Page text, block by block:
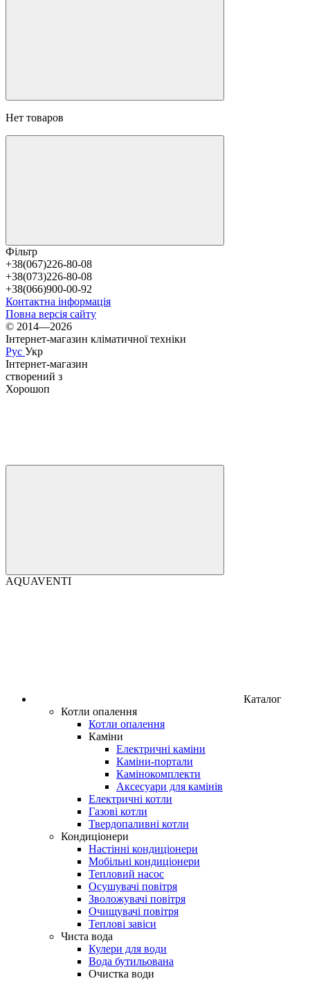
Нет товаров
Фільтр
+38(067)226-80-08
+38(073)226-80-08
+38(066)900-00-92
Контактна інформація
Повна версія сайту
© 2014—2026
Інтернет-магазин кліматичної техніки
Рус Укр
Інтернет-магазин
створений з
Хорошоп
AQUAVENTI
Каталог
Котли опалення
Котли опалення
Каміни
Електричні каміни
Каміни-портали
Камінокомплекти
Аксесуари для камінів
Електричні котли
Газові котли
Твердопаливні котли
Кондиціонери
Настінні кондиціонери
Мобільні кондиціонери
Тепловий насос
Осушувачі повітря
Зволожувачі повітря
Очищувачі повітря
Теплові завіси
Чиста вода
Кулери для води
Вода бутильована
Очистка води